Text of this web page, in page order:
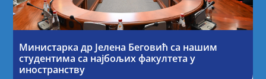
Министарка др Јелена Беговић са нашим
студентима са најбољих факултета у
иностранству